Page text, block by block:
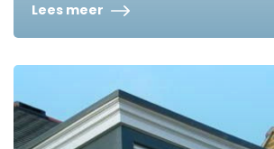
Lees meer